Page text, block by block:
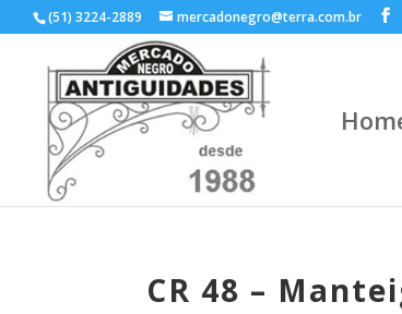
(51) 3224-2889 mercadonegro@terra.com.br
CR 48 –